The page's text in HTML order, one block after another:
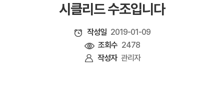
시클리드 수조입니다
작성일 2019-01-09
조회수 2478
작성자 관리자